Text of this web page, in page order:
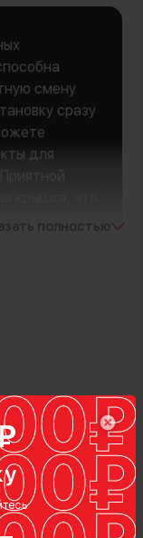
смену
сразу
для
её сталополностью